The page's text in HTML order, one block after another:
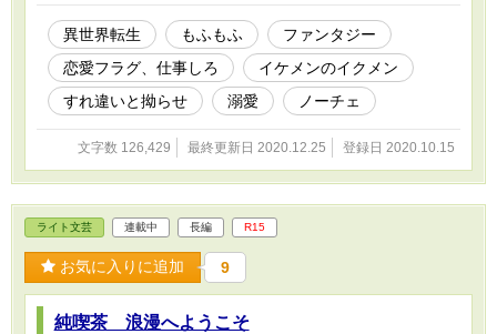
ンコ。 中身は日本生まれ日本育ちの普通の社会
人ＯＬ・本宮 小春（モトミヤ コハル）。 早く人
間の姿に戻りたい主人公が、ワンコ生活を受け
入れたり受け入れなかったりしながら、美幼女
（娘）と共に、拾ってくれたイケメンのイクメ
ンにもふもふされたり溺愛されたりするお話。
※予定ではそこまで長い話にはならない予定。
※10/29修正 ・今後の展開でがっつりR-18にな
りそうだったので、タグとタイトルを修正しま
した。 ・ちょっとえっちなお話は*が付いてま
す。
異世界転生 もふもふ
ファンタジー
恋愛フラグ、仕事しろ
イケメンのイクメン
すれ違いと拗らせ
溺愛 ノーチェ
文字数 126,429 最終更新日 2020.12.25 登録日 2020.10.15
ライト文芸 連載中 長編 R15
お気に入りに追加 9
純喫茶 浪漫へようこそ